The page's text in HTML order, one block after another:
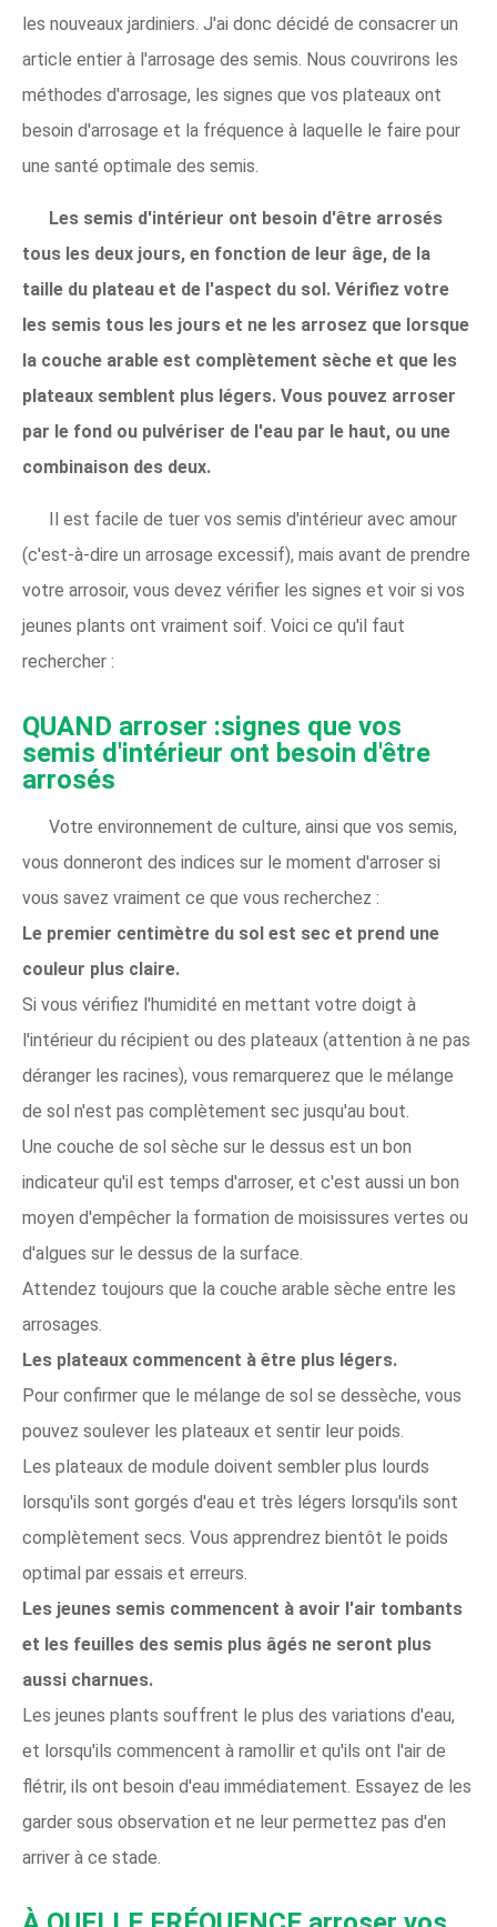
les nouveaux jardiniers. J'ai donc décidé de consacrer un
article entier à l'arrosage des semis. Nous couvrirons les
méthodes d'arrosage, les signes que vos plateaux ont
besoin d'arrosage et la fréquence à laquelle le faire pour
une santé optimale des semis.
Les semis d'intérieur ont besoin d'être arrosés
tous les deux jours, en fonction de leur âge, de la
taille du plateau et de l'aspect du sol. Vérifiez votre
les semis tous les jours et ne les arrosez que lorsque
la couche arable est complètement sèche et que les
plateaux semblent plus légers. Vous pouvez arroser
par le fond ou pulvériser de l'eau par le haut, ou une
combinaison des deux.
Il est facile de tuer vos semis d'intérieur avec amour
(c'est-à-dire un arrosage excessif), mais avant de prendre
votre arrosoir, vous devez vérifier les signes et voir si vos
jeunes plants ont vraiment soif. Voici ce qu'il faut
rechercher :
QUAND arroser :signes que vos
semis d'intérieur ont besoin d'être
arrosés
Votre environnement de culture, ainsi que vos semis,
vous donneront des indices sur le moment d'arroser si
vous savez vraiment ce que vous recherchez :
Le premier centimètre du sol est sec et prend une
couleur plus claire.
Si vous vérifiez l'humidité en mettant votre doigt à
l'intérieur du récipient ou des plateaux (attention à ne pas
déranger les racines), vous remarquerez que le mélange
de sol n'est pas complètement sec jusqu'au bout.
Une couche de sol sèche sur le dessus est un bon
indicateur qu'il est temps d'arroser, et c'est aussi un bon
moyen d'empêcher la formation de moisissures vertes ou
d'algues sur le dessus de la surface.
Attendez toujours que la couche arable sèche entre les
arrosages.
Les plateaux commencent à être plus légers.
Pour confirmer que le mélange de sol se dessèche, vous
pouvez soulever les plateaux et sentir leur poids.
Les plateaux de module doivent sembler plus lourds
lorsqu'ils sont gorgés d'eau et très légers lorsqu'ils sont
complètement secs. Vous apprendrez bientôt le poids
optimal par essais et erreurs.
Les jeunes semis commencent à avoir l'air tombants
et les feuilles des semis plus âgés ne seront plus
aussi charnues.
Les jeunes plants souffrent le plus des variations d'eau,
et lorsqu'ils commencent à ramollir et qu'ils ont l'air de
flétrir, ils ont besoin d'eau immédiatement. Essayez de les
garder sous observation et ne leur permettez pas d'en
arriver à ce stade.